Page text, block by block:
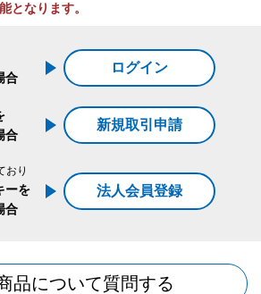
となります。
合
ログイン
合
新規取引申請
おり
ーを
合
法人会員登録
品について質問する